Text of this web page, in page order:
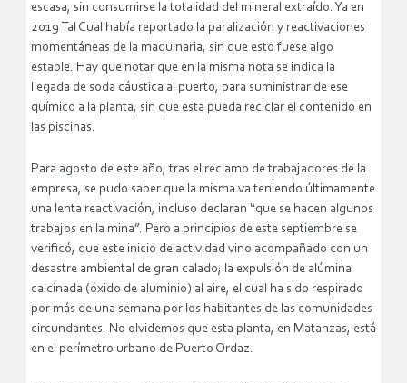
escasa, sin consumirse la totalidad del mineral extraído. Ya en
2019 Tal Cual había reportado la paralización y reactivaciones
momentáneas de la maquinaria, sin que esto fuese algo
estable. Hay que notar que en la misma nota se indica la
llegada de soda cáustica al puerto, para suministrar de ese
químico a la planta, sin que esta pueda reciclar el contenido en
las piscinas.
Para agosto de este año, tras el reclamo de trabajadores de la
empresa, se pudo saber que la misma va teniendo últimamente
una lenta reactivación, incluso declaran “que se hacen algunos
trabajos en la mina”. Pero a principios de este septiembre se
verificó, que este inicio de actividad vino acompañado con un
desastre ambiental de gran calado; la expulsión de alúmina
calcinada (óxido de aluminio) al aire, el cual ha sido respirado
por más de una semana por los habitantes de las comunidades
circundantes. No olvidemos que esta planta, en Matanzas, está
en el perímetro urbano de Puerto Ordaz.